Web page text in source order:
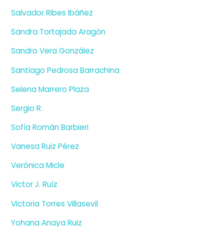
Salvador Ribes Ibáñez
Sandra Tortajada Aragón
Sandro Vera González
Santiago Pedrosa Barrachina
Selena Marrero Plaza
Sergio R.
Sofía Román Barbieri
Vanesa Ruiz Pérez
Verónica Micle
Victor J. Ruíz
Victoria Torres Villasevil
Yohana Anaya Ruiz